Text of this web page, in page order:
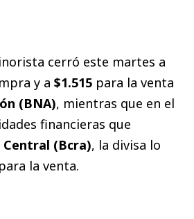
cerró este martes a
y a $1.515 para la venta
(BNA), mientras que en el
financieras que
Central (Bcra), la divisa lo
la venta.